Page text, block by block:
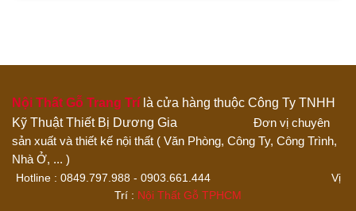
Nội Thất Gỗ Trang Trílà cửa hàng thuộc Công Ty TNHH
Kỹ Thuật Thiết Bị Dương Gia
Đơn vị chuyên
sản xuất và thiết kế nội thất ( Văn Phòng, Công Ty, Công Trình,
Nhà Ở, ... )
Hotline : 0849.797.988 - 0903.661.444 Vị
Trí : Nội Thất Gỗ TPHCM